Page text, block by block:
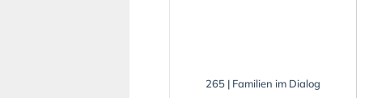
265 | Familien im Dialog